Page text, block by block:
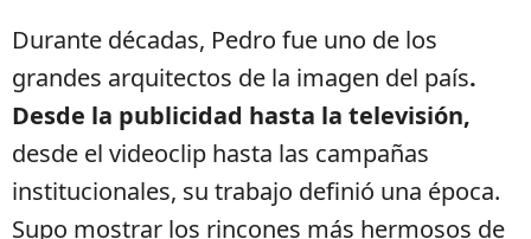
Durante décadas, Pedro fue uno de los
grandes arquitectos de la imagen del país.
Desde la publicidad hasta la televisión,
desde el videoclip hasta las campañas
institucionales, su trabajo definió una época.
Supo mostrar los rincones más hermosos de